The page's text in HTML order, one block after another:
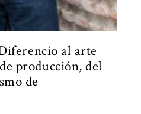
al arte
producción, del
de